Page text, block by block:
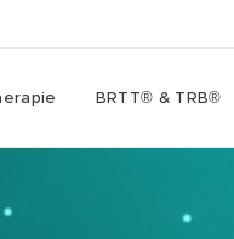
BRTT® & TRB®